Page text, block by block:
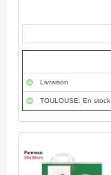
Livraison
TOULOUSE: En stock